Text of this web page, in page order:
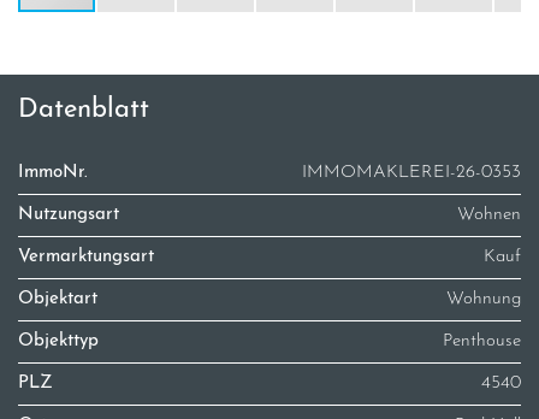
Datenblatt
ImmoNr. IMMOMAKLEREI-26-0353
Nutzungsart Wohnen
Vermarktungsart Kauf
Objektart Wohnung
Objekttyp Penthouse
PLZ 4540